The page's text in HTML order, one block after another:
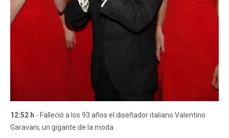
12:52 h - Falleció a los 93 años el diseñador italiano Valentino
Garavani, un gigante de la moda.